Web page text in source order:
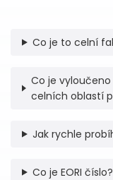
Co je to celní
Co je
celních oblastí
Jak rychle
Co je EORI číslo?